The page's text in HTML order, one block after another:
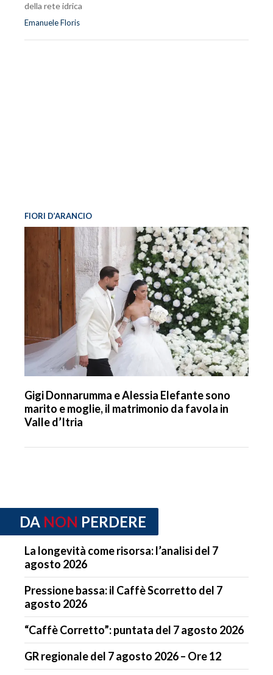
della rete idrica
Emanuele Floris
FIORI D’ARANCIO
Gigi Donnarumma e Alessia Elefante sono
marito e moglie, il matrimonio da favola in
Valle d’Itria
DA NON PERDERE
La longevità come risorsa: l’analisi del 7
agosto 2026
Pressione bassa: il Caffè Scorretto del 7
agosto 2026
“Caffè Corretto”: puntata del 7 agosto 2026
GR regionale del 7 agosto 2026 – Ore 12